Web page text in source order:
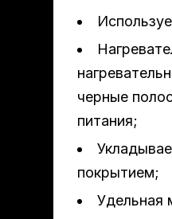
черные
питания;
покрытием;
Удельная